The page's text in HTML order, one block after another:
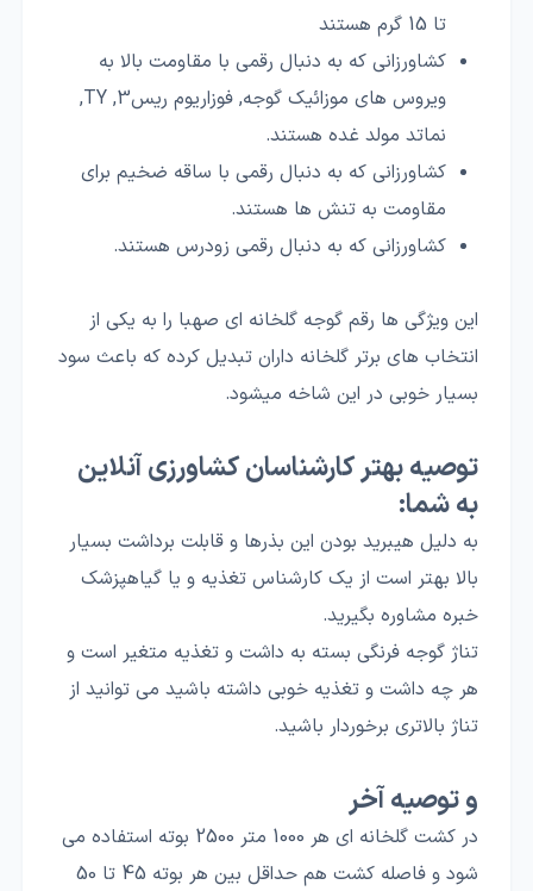
تا 15 گرم هستند
کشاورزانی که به دنبال رقمی با مقاومت بالا به
ویروس های موزائیک گوجه, فوزاریوم ریس3, TY,
نماتد مولد غده هستند.
کشاورزانی که به دنبال رقمی با ساقه ضخیم برای
مقاومت به تنش ها هستند.
کشاورزانی که به دنبال رقمی زودرس هستند.
این ویژگی ها رقم گوجه گلخانه ای صهبا را به یکی از
انتخاب های برتر گلخانه داران تبدیل کرده که باعث سود
بسیار خوبی در این شاخه میشود.
توصیه بهتر کارشناسان کشاورزی آنلاین
به شما:
به دلیل هیبرید بودن این بذرها و قابلت برداشت بسیار
بالا بهتر است از یک کارشناس تغذیه و یا گیاهپزشک
خبره مشاوره بگیرید.
تناژ گوجه فرنگی بسته به داشت و تغذیه متغیر است و
هر چه داشت و تغذیه خوبی داشته باشید می توانید از
تناژ بالاتری برخوردار باشید.
و توصیه آخر
در کشت گلخانه ای هر 1000 متر 2500 بوته استفاده می
شود و فاصله کشت هم حداقل بین هر بوته 45 تا 50